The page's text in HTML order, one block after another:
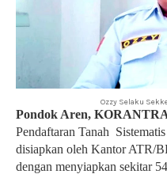
Ozzy Selaku
Pondok Aren,
Pendaftaran Tanah
disiapkan oleh Kantor ATR/
dengan menyiapkan sekitar